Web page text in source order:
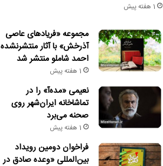
1 هفته پیش
مجموعه «فریادهای عاصی
آذرخش» با آثار منتشرنشده
احمد شاملو منتشر شد
1 هفته پیش
نعیمی «مده‌آ» را در
تماشاخانه ایران‌شهر روی
صحنه می‌برد
1 هفته پیش
فراخوان دومین رویداد
بین‌المللی «وعده صادق در